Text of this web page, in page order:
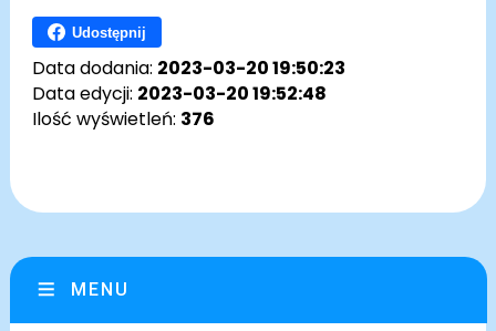
Udostępnij
Data dodania: 2023-03-20 19:50:23
Data edycji: 2023-03-20 19:52:48
Ilość wyświetleń: 376
MENU